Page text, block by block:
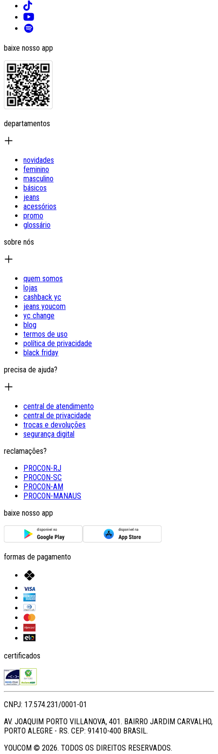
baixe nosso app
departamentos
novidades
feminino
masculino
básicos
jeans
acessórios
promo
glossário
sobre nós
quem somos
lojas
cashback yc
jeans youcom
yc change
blog
termos de uso
política de privacidade
black friday
precisa de ajuda?
central de atendimento
central de privacidade
trocas e devoluções
segurança digital
reclamações?
PROCON-RJ
PROCON-SC
PROCON-AM
PROCON-MANAUS
baixe nosso app
formas de pagamento
certificados
CNPJ: 17.574.231/0001-01
AV. JOAQUIM PORTO VILLANOVA, 401. BAIRRO JARDIM CARVALHO,
PORTO ALEGRE - RS. CEP: 91410-400 BRASIL.
YOUCOM © 2026. TODOS OS DIREITOS RESERVADOS.